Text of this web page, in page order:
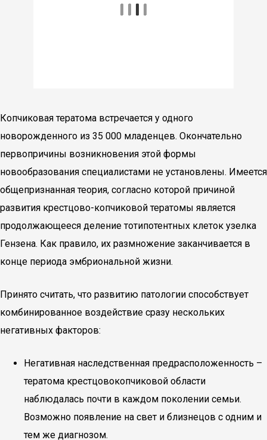
Копчиковая тератома встречается у одного
новорожденного из 35 000 младенцев. Окончательно
первопричины возникновения этой формы
новообразования специалистами не установлены. Имеется
общепризнанная теория, согласно которой причиной
развития крестцово-копчиковой тератомы является
продолжающееся деление тотипотентных клеток узелка
Гензена. Как правило, их размножение заканчивается в
конце периода эмбриональной жизни.
Принято считать, что развитию патологии способствует
комбинированное воздействие сразу нескольких
негативных факторов:
Негативная наследственная предрасположенность –
тератома крестцовокопчиковой области
наблюдалась почти в каждом поколении семьи.
Возможно появление на свет и близнецов с одним и
тем же диагнозом.